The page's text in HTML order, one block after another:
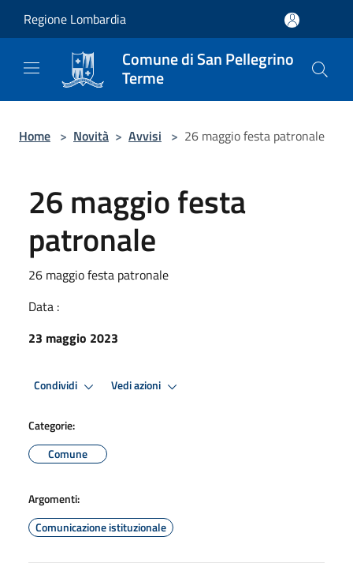
Regione Lombardia
Comune di San Pellegrino
Terme
Home > Novità > Avvisi > 26 maggio festa patronale
26 maggio festa
patronale
26 maggio festa patronale
Data :
23 maggio 2023
Condividi Vedi azioni
Categorie:
Comune
Argomenti:
Comunicazione istituzionale